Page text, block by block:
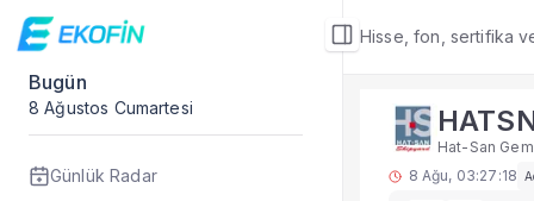
Hisse, fon, sertifika
Bugün
8 Ağustos Cumartesi
Günlük Radar
Şirket Detay
Faaliyet Raporları
HATSN faaliyet
Sık Sorulan
Hat-San
8 Ağu, 03:27:18